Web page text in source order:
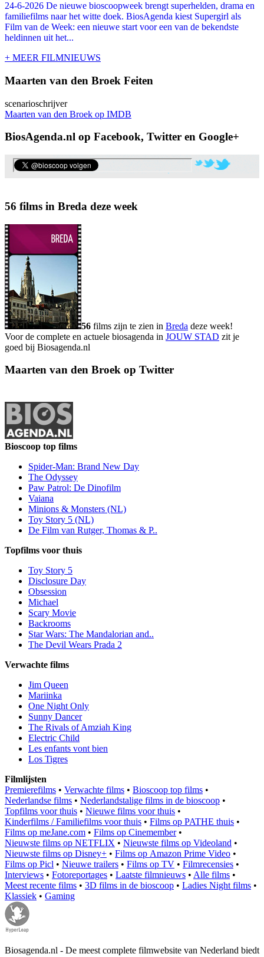
24-6-2026 De nieuwe bioscoopweek brengt superhelden, drama en
familiefilms naar het witte doek. BiosAgenda kiest Supergirl als
Film van de Week: een nieuwe start voor een van de bekendste
heldinnen uit het...
+ MEER FILMNIEUWS
Maarten van den Broek Feiten
scenarioschrijver
Maarten van den Broek op IMDB
BiosAgenda.nl op Facebook, Twitter en Google+
56 films in Breda deze week
56 films zijn te zien in Breda deze week!
Voor de complete en actuele biosagenda in JOUW STAD zit je
goed bij Biosagenda.nl
Maarten van den Broek op Twitter
Bioscoop top films
Spider-Man: Brand New Day
The Odyssey
Paw Patrol: De Dinofilm
Vaiana
Minions & Monsters (NL)
Toy Story 5 (NL)
De Film van Rutger, Thomas & P..
Topfilms voor thuis
Toy Story 5
Disclosure Day
Obsession
Michael
Scary Movie
Backrooms
Star Wars: The Mandalorian and..
The Devil Wears Prada 2
Verwachte films
Jim Queen
Mariinka
One Night Only
Sunny Dancer
The Rivals of Amziah King
Electric Child
Les enfants vont bien
Los Tigres
Filmlijsten
Premierefilms • Verwachte films • Bioscoop top films •
Nederlandse films • Nederlandstalige films in de bioscoop •
Topfilms voor thuis • Nieuwe films voor thuis •
Kinderfilms / Familiefilms voor thuis • Films op PATHE thuis •
Films op meJane.com • Films op Cinemember•
Nieuwste films op NETFLIX • Nieuwste films op Videoland •
Nieuwste films op Disney+ • Films op Amazon Prime Video •
Films op Picl • Nieuwe trailers • Films op TV • Filmrecensies •
Interviews • Fotoreportages • Laatste filmnieuws • Alle films •
Meest recente films • 3D films in de bioscoop • Ladies Night films •
Klassiek • Gaming
Biosagenda.nl - De meest complete filmwebsite van Nederland biedt